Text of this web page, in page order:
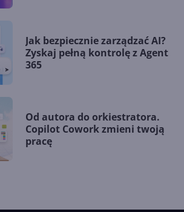
Jak bezpiecznie zarządzać AI?
Zyskaj pełną kontrolę z Agent
365
Od autora do orkiestratora.
Copilot Cowork zmieni twoją
pracę